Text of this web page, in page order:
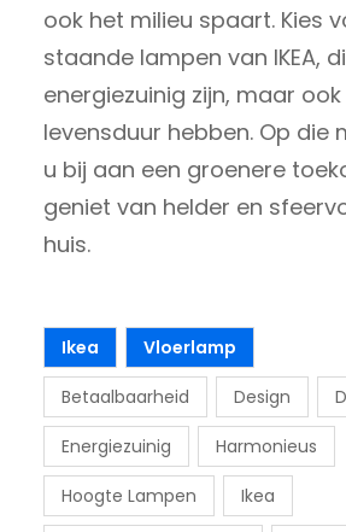
ook het milieu spaart. Kies
staande lampen van IKEA,
energiezuinig zijn, maar
levensduur hebben. Op die
u bij aan een groenere
geniet van helder en
huis.
Ikea Vloerlamp
Betaalbaarheid Design
Energiezuinig Harmonieus
Hoogte Lampen Ikea